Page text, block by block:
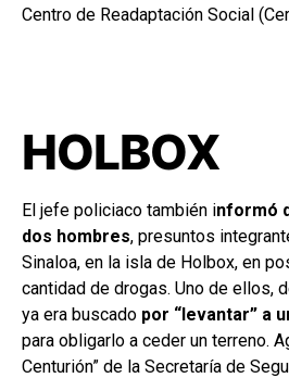
Centro de Readaptación Social
HOLBOX
El jefe policiaco también informó
dos hombres, presuntos
Sinaloa, en la isla de Holbox, en
cantidad de drogas. Uno de ellos,
ya era buscado por “levantar” a
para obligarlo a ceder un terreno.
Centurión” de la Secretaría de